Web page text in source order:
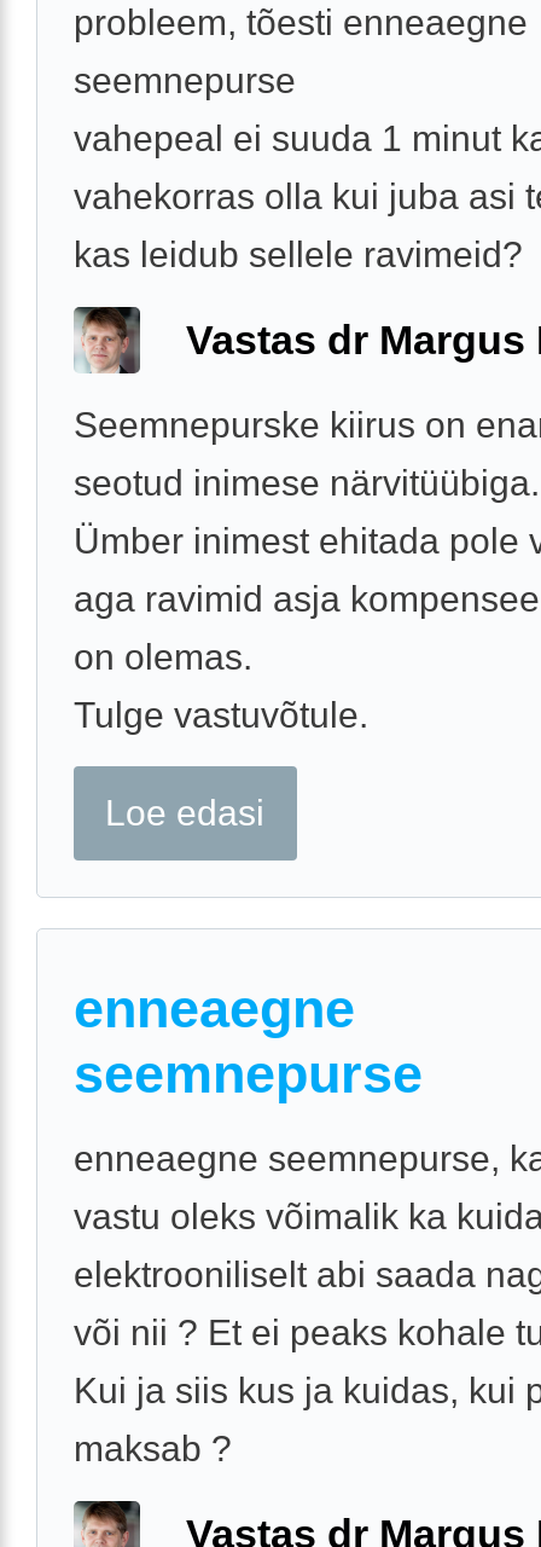
probleem, tõesti enneaegne
seemnepurse
vahepeal ei suuda 1 minut
vahekorras olla kui juba asi
kas leidub sellele ravimeid?
Vastas dr Margus
Seemnepurske kiirus on
seotud inimese närvitüübiga.
Ümber inimest ehitada pole
aga ravimid asja
on olemas.
Tulge vastuvõtule.
Loe edasi
enneaegne
seemnepurse
enneaegne seemnepurse,
vastu oleks võimalik ka
elektrooniliselt abi saada
või nii ? Et ei peaks kohale
Kui ja siis kus ja kuidas, kui
maksab ?
Vastas dr Margus